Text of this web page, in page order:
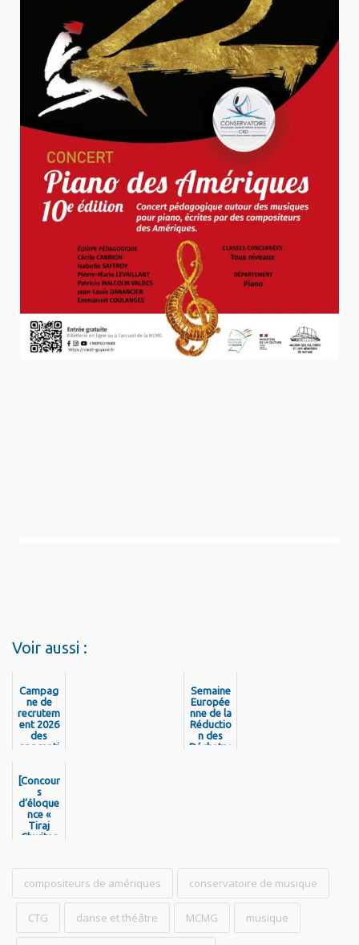
Voir aussi :
Campag
ne de
recrutem
ent 2026
des
apprenti
té
Territori
ale de
Guyane
Semaine
Europée
nne de la
Réductio
n des
Déchets :
[Concour
s
d’éloque
nce «
Tiraj
Chwites
la langue
et de la
culture
créole]-
Laure
Revax
compositeurs de amériques conservatoire de musique
CTG danse et théâtre MCMG musique